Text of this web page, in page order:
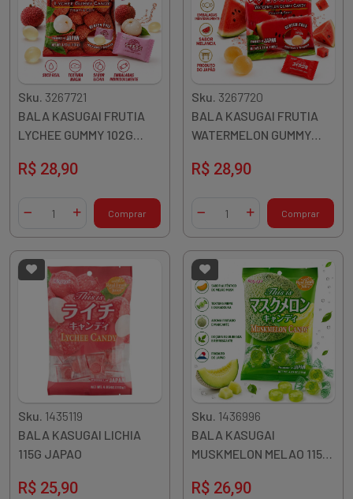
Sku. 3267721
BALA KASUGAI FRUTIA
LYCHEE GUMMY 102G
R$ 28,90
Diminuir QuantidadeAdicionar Quantidade
Comprar
Sku. 3267720
BALA KASUGAI FRUTIA
WATERMELON GUMMY
R$ 28,90
Diminuir QuantidadeAdicionar Quantidade
Comprar
Sku. 1435119
BALA KASUGAI LICHIA
115G JAPAO
R$ 25,90
Sku. 1436996
BALA KASUGAI
MUSKMELON MELAO 115G
R$ 26,90